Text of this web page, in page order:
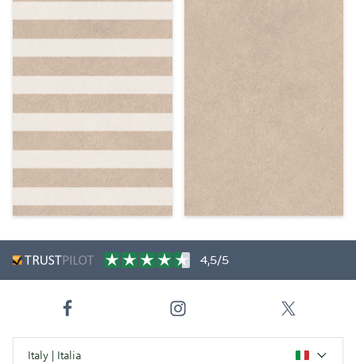
4,5/5
Italy | Italia